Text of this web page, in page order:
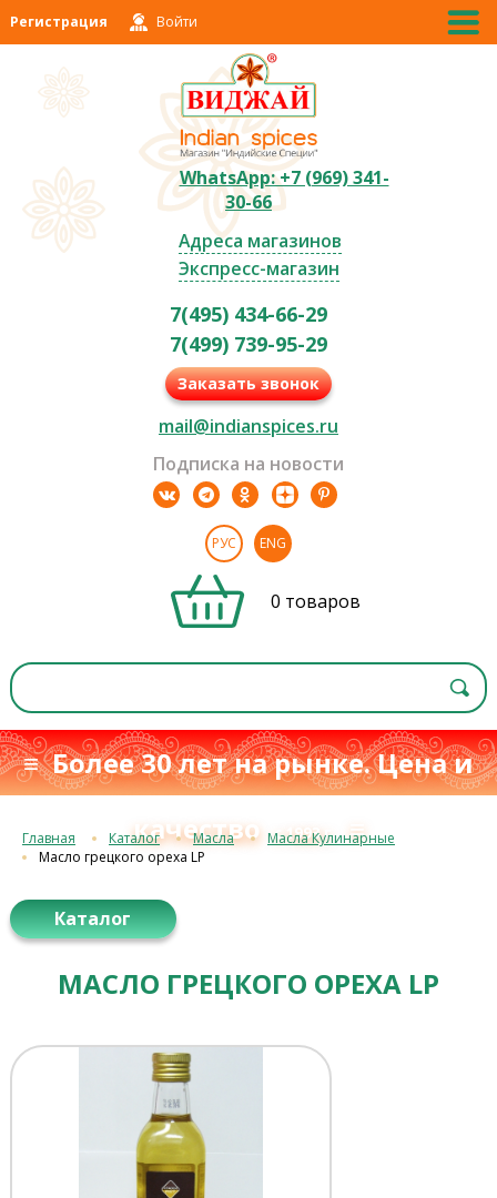
Регистрация Войти
WhatsApp: +7 (969) 341-
30-66
Адреса магазинов
Экспресс-магазин
7(495) 434-66-29
7(499) 739-95-29
Заказать звонок
mail@indianspices.ru
Подписка на новости
РУС ENG
0 товаров
≡ Более 30 лет на рынке. Цена и
качествос 1993 г.≡
Главная Каталог Масла
Масла Кулинарные
Масло грецкого ореха LP
Каталог
МАСЛО ГРЕЦКОГО ОРЕХА LP